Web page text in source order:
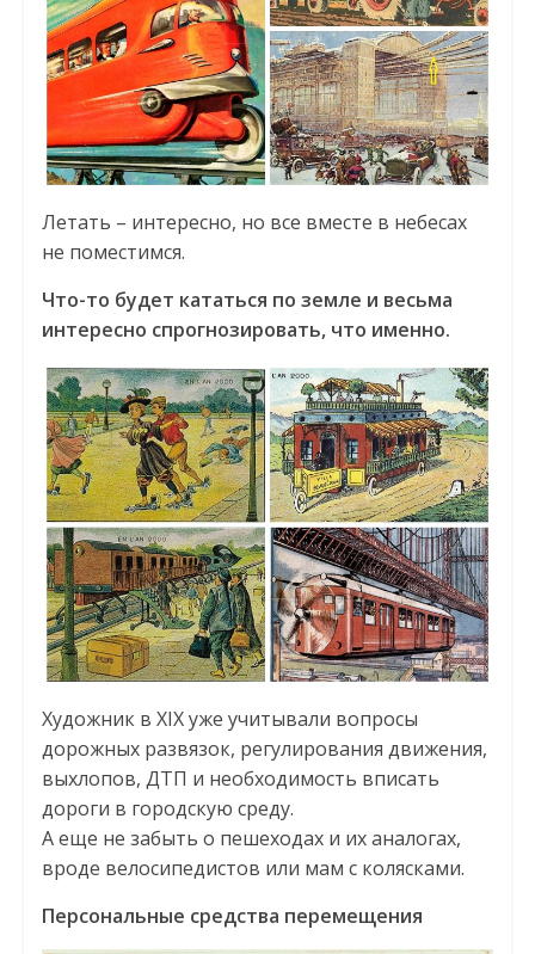
Летать – интересно, но все вместе в небесах
не поместимся.
Что-то будет кататься по земле и весьма
интересно спрогнозировать, что именно.
Художник в XIX уже учитывали вопросы
дорожных развязок, регулирования движения,
выхлопов, ДТП и необходимость вписать
дороги в городскую среду.
А еще не забыть о пешеходах и их аналогах,
вроде велосипедистов или мам с колясками.
Персональные средства перемещения